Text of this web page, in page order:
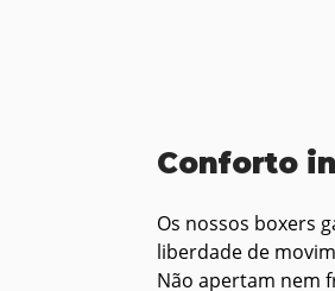
Conforto
Os nossos boxers
liberdade de
Não apertam nem